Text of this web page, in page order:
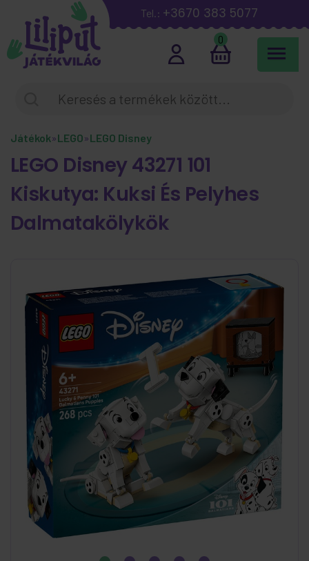
Tel.: +3670 383 5077
0
Játékok»LEGO»LEGO Disney
LEGO Disney 43271 101
Kiskutya: Kuksi És Pelyhes
Dalmatakölykök